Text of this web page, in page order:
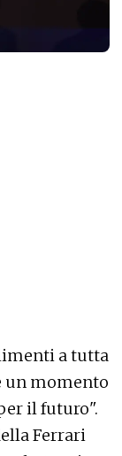
a tutta
un momento
il futuro".
Ferrari